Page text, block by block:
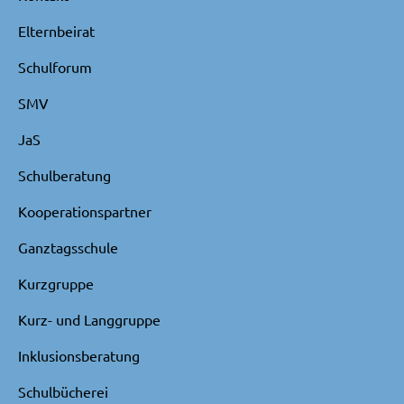
Elternbeirat
Schulforum
SMV
JaS
Schulberatung
Kooperationspartner
Ganztagsschule
Kurzgruppe
Kurz- und Langgruppe
Inklusionsberatung
Schulbücherei